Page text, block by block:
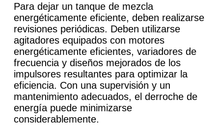
Para dejar un tanque de mezcla
energéticamente eficiente, deben realizarse
revisiones periódicas. Deben utilizarse
agitadores equipados con motores
energéticamente eficientes, variadores de
frecuencia y diseños mejorados de los
impulsores resultantes para optimizar la
eficiencia. Con una supervisión y un
mantenimiento adecuados, el derroche de
energía puede minimizarse
considerablemente.